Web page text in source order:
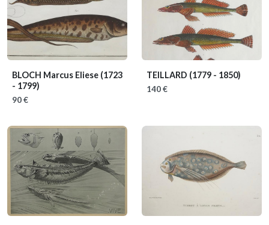
BLOCH Marcus Eliese (1723
- 1799)
90 €
TEILLARD (1779 - 1850)
140 €